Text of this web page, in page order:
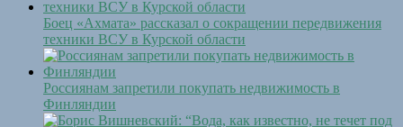
Боец «Ахмата» рассказал о сокращении передвижения
техники ВСУ в Курской области
Россиянам запретили покупать недвижимость в
Финляндии